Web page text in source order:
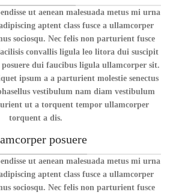
ut aenean malesuada metus mi urna
aptent class fusce a ullamcorper
sociosqu. Nec felis non parturient fusce
convallis ligula leo litora dui suscipit
posuere dui faucibus ligula ullamcorper sit.
ipsum a a parturient molestie senectus
vestibulum nam diam vestibulum
ut a torquent tempor ullamcorper
torquent a dis.
posuere
ut aenean malesuada metus mi urna
aptent class fusce a ullamcorper
sociosqu. Nec felis non parturient fusce